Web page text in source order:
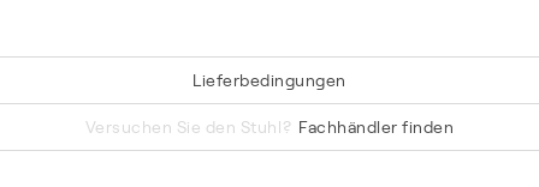
Lieferbedingungen
Versuchen Sie den Stuhl? Fachhändler finden
DUNES Cognac 21000